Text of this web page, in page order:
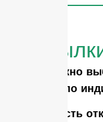
Вам нужно
форму по
Стоимость